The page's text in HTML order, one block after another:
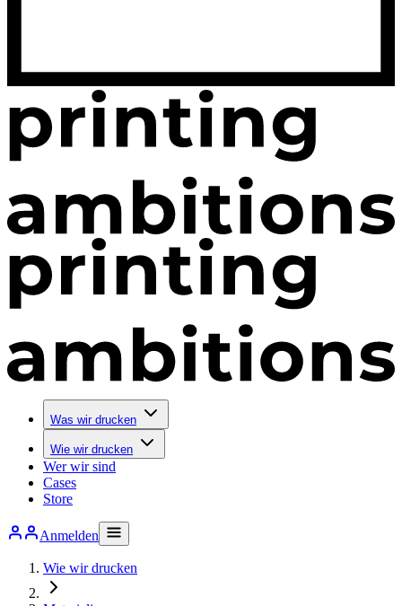
Was wir drucken
Wie wir drucken
Wer wir sind
Cases
Store
Anmelden
Wie wir drucken